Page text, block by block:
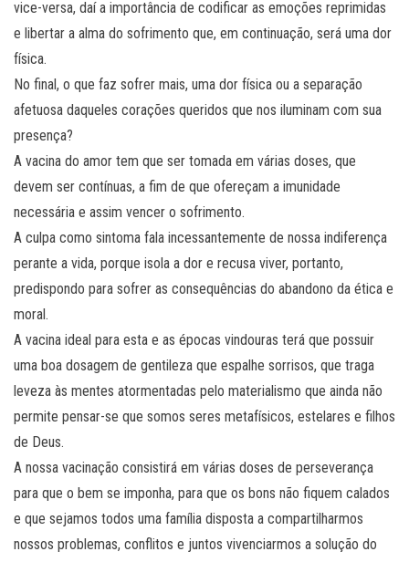
vice-versa, daí a importância de codificar as emoções reprimidas
e libertar a alma do sofrimento que, em continuação, será uma dor
física.
No final, o que faz sofrer mais, uma dor física ou a separação
afetuosa daqueles corações queridos que nos iluminam com sua
presença?
A vacina do amor tem que ser tomada em várias doses, que
devem ser contínuas, a fim de que ofereçam a imunidade
necessária e assim vencer o sofrimento.
A culpa como sintoma fala incessantemente de nossa indiferença
perante a vida, porque isola a dor e recusa viver, portanto,
predispondo para sofrer as consequências do abandono da ética e
moral.
A vacina ideal para esta e as épocas vindouras terá que possuir
uma boa dosagem de gentileza que espalhe sorrisos, que traga
leveza às mentes atormentadas pelo materialismo que ainda não
permite pensar-se que somos seres metafísicos, estelares e filhos
de Deus.
A nossa vacinação consistirá em várias doses de perseverança
para que o bem se imponha, para que os bons não fiquem calados
e que sejamos todos uma família disposta a compartilharmos
nossos problemas, conflitos e juntos vivenciarmos a solução do